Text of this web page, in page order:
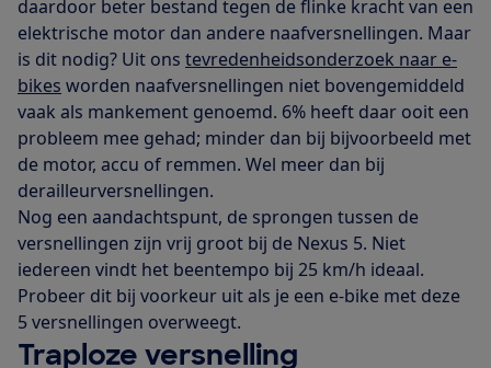
daardoor beter bestand tegen de flinke kracht van een
elektrische motor dan andere naafversnellingen. Maar
is dit nodig? Uit ons tevredenheidsonderzoek naar e-
bikes worden naafversnellingen niet bovengemiddeld
vaak als mankement genoemd. 6% heeft daar ooit een
probleem mee gehad; minder dan bij bijvoorbeeld met
de motor, accu of remmen. Wel meer dan bij
derailleurversnellingen.
Nog een aandachtspunt, de sprongen tussen de
versnellingen zijn vrij groot bij de Nexus 5. Niet
iedereen vindt het beentempo bij 25 km/h ideaal.
Probeer dit bij voorkeur uit als je een e-bike met deze
5 versnellingen overweegt.
Traploze versnelling